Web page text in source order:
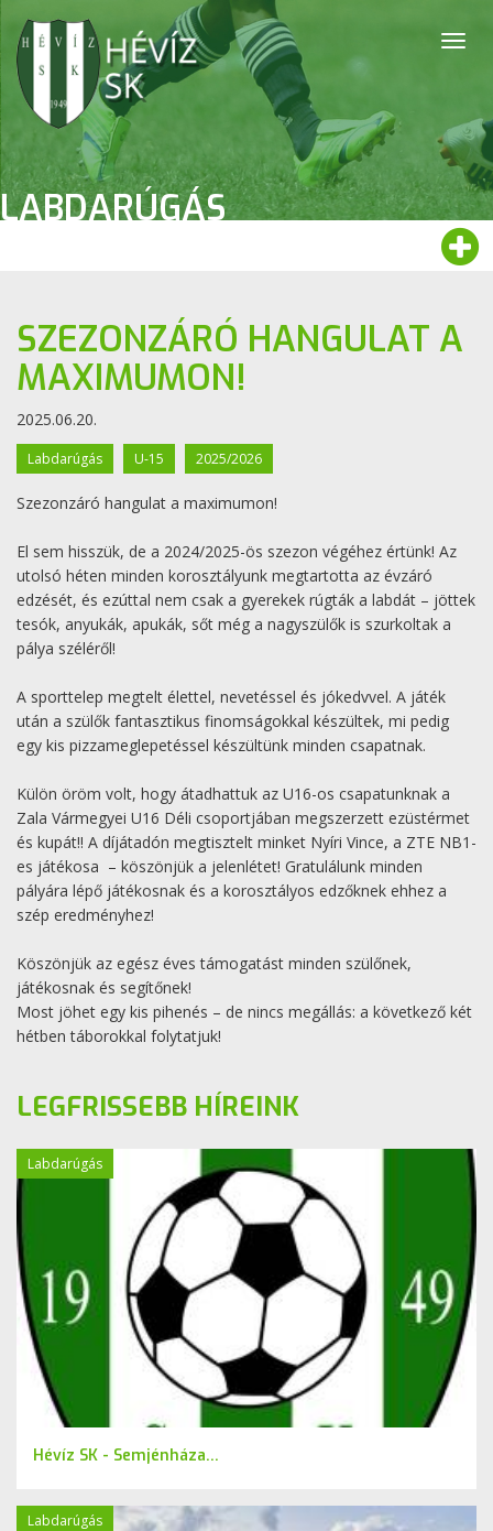
LABDARÚGÁS
SZEZONZÁRÓ HANGULAT A
MAXIMUMON!
2025.06.20.
Labdarúgás U-15 2025/2026
Szezonzáró hangulat a maximumon!
El sem hisszük, de a 2024/2025-ös szezon végéhez értünk! Az
utolsó héten minden korosztályunk megtartotta az évzáró
edzését, és ezúttal nem csak a gyerekek rúgták a labdát – jöttek
tesók, anyukák, apukák, sőt még a nagyszülők is szurkoltak a
pálya széléről!
A sporttelep megtelt élettel, nevetéssel és jókedvvel. A játék
után a szülők fantasztikus finomságokkal készültek, mi pedig
egy kis pizzameglepetéssel készültünk minden csapatnak.
Külön öröm volt, hogy átadhattuk az U16-os csapatunknak a
Zala Vármegyei U16 Déli csoportjában megszerzett ezüstérmet
és kupát!! A díjátadón megtisztelt minket Nyíri Vince, a ZTE NB1-
es játékosa – köszönjük a jelenlétet! Gratulálunk minden
pályára lépő játékosnak és a korosztályos edzőknek ehhez a
szép eredményhez!
Köszönjük az egész éves támogatást minden szülőnek,
játékosnak és segítőnek!
Most jöhet egy kis pihenés – de nincs megállás: a következő két
hétben táborokkal folytatjuk!
LEGFRISSEBB HÍREINK
Labdarúgás
Hévíz SK - Semjénháza...
Labdarúgás